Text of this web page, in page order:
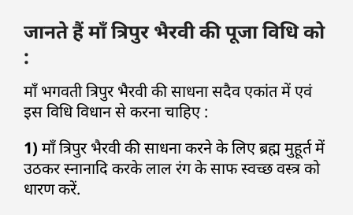
जानते हैं माँ त्रिपुर भैरवी की पूजा विधि को
:
माँ भगवती त्रिपुर भैरवी की साधना सदैव एकांत में एवं
इस विधि विधान से करना चाहिए :
1) माँ त्रिपुर भैरवी की साधना करने के लिए ब्रह्म मुहूर्त में
उठकर स्नानादि करके लाल रंग के साफ स्वच्छ वस्त्र को
धारण करें.